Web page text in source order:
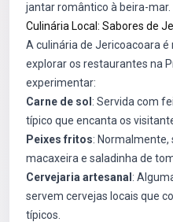
jantar romântico à beira-mar.
Culinária Local: Sabores de
A culinária de Jericoacoara é
explorar os restaurantes na
experimentar:
Carne de sol : Servida com
típico que encanta os
Peixes fritos: Normalmente,
macaxeira e saladinha de
Cervejaria artesanal :
servem cervejas locais que
típicos.